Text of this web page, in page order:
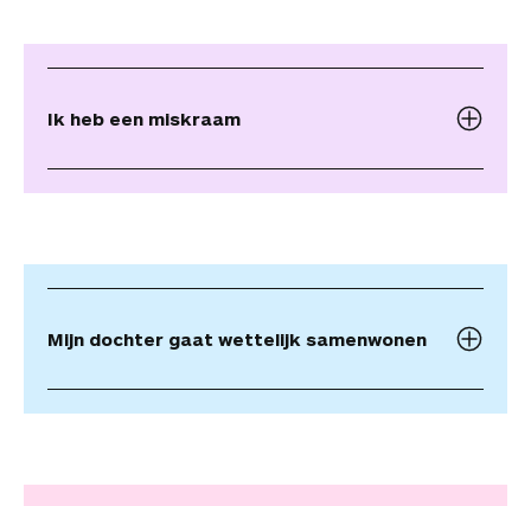
Ik heb een miskraam
Mijn dochter gaat wettelijk samenwonen